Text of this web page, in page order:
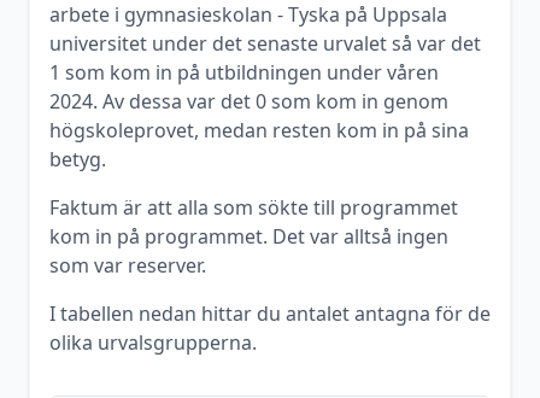
arbete i gymnasieskolan - Tyska på Uppsala
universitet under det senaste urvalet så var det
1 som kom in på utbildningen undervåren
2024. Av dessa var det0som kom in genom
högskoleprovet, medan resten kom in på sina
betyg.
Faktum är att alla som sökte till programmet
kom in på programmet. Det var alltså ingen
som var reserver.
I tabellen nedan hittar du antalet antagna för de
olika urvalsgrupperna.